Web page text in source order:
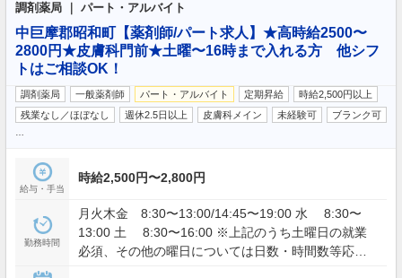
調剤薬局 ｜ パート・アルバイト
中巨摩郡昭和町【薬剤師/パート求人】★高時給2500〜
2800円★皮膚科門前★土曜〜16時まで入れる方 他シフ
トはご相談OK！
調剤薬局 一般薬剤師 パート・アルバイト 定期昇給
時給2,500円以上
残業なし／ほぼなし
週休2.5日以上 皮膚科メイン 未経験可 ブランク可
給与・手当
時給2,500円〜2,800円
勤務時間
月火木金 8:30〜13:00/14:45〜19:00 水 8:30〜
13:00 土 8:30〜16:00 ※上記のうち土曜日の就業
必須、その他の曜日については日数・時間数等応相